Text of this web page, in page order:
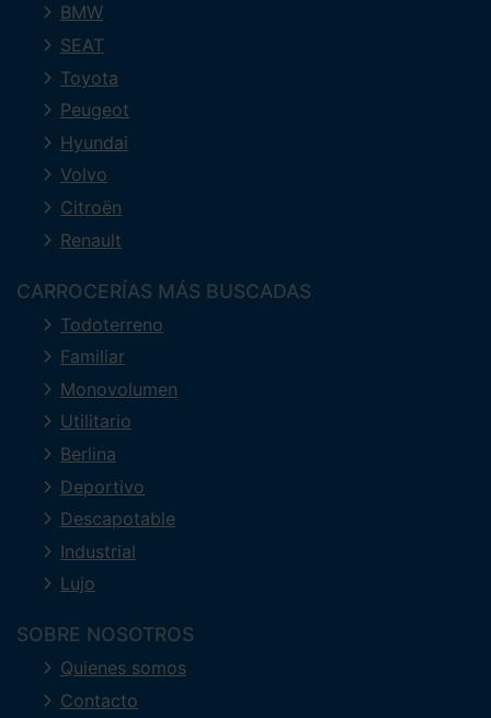
BMW
SEAT
Toyota
Peugeot
Hyundai
Volvo
Citroën
Renault
CARROCERÍAS MÁS BUSCADAS
Todoterreno
Familiar
Monovolumen
Utilitario
Berlina
Deportivo
Descapotable
Industrial
Lujo
SOBRE NOSOTROS
Quienes somos
Contacto